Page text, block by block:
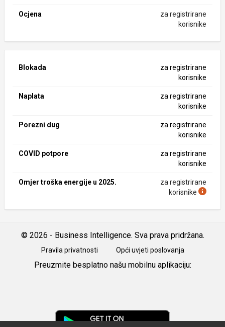
Ocjena
za registrirane
korisnike
Blokada
za registrirane
korisnike
Naplata
za registrirane
korisnike
Porezni dug
za registrirane
korisnike
COVID potpore
za registrirane
korisnike
Omjer troška energije u 2025.
za registrirane
korisnike
© 2026 - Business Intelligence. Sva prava pridržana.
Pravila privatnosti Opći uvjeti poslovanja
Preuzmite besplatno našu mobilnu aplikaciju: